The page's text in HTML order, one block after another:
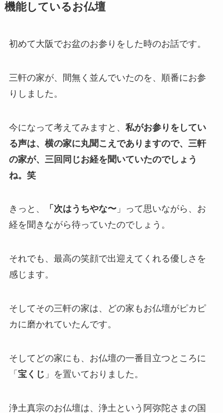
機能しているお仏壇
初めて大阪でお盆のお参りをした時のお話です。
三軒の家が、間無く並んでいたのを、順番にお参
りしました。
今になって考えてみますと、 私がお参りをしてい
る声は、横の家に丸聞こえでありますので、三軒
の家が、三回同じお経を聞いていたのでしょう
ね。笑
きっと、 「次はうちやな〜」って思いながら、お
経を聞きながら待っていたのでしょう。
それでも、最高の笑顔で出迎えてくれる優しさを
感じます。
そしてその三軒の家は、どの家もお仏壇がピカピ
カに磨かれていたんです。
そしてどの家にも、お仏壇の一番目立つところに
「 宝くじ 」を置いておりました。
浄土真宗のお仏壇は、浄土という阿弥陀さまの国